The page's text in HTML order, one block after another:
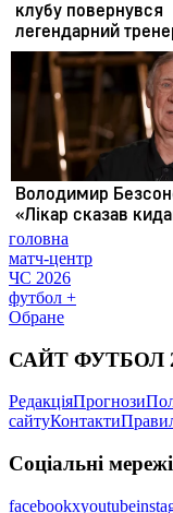
головна
матч-центр
ЧС 2026
футбол +
Обране
САЙТ ФУТБОЛ
РедакціяПрогнози
сайтуКонтакти
Соціальні мережі
facebookxyoutube